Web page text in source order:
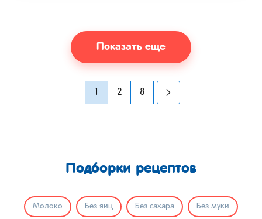
Показать еще
1 2 8
Подборки рецептов
Молоко Без яиц Без сахара Без муки